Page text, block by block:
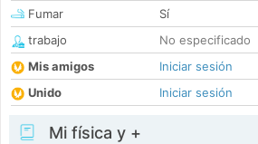
Fumar
Sí
trabajo
No especificado
Mis amigos
Iniciar sesión
Unido
Iniciar sesión
Mi física y +